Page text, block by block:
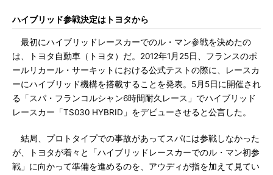
ハイブリッド参戦決定はトヨタから
最初にハイブリッドレースカーでのル・マン参戦を決めたの
は、トヨタ自動車（トヨタ）だ。2012年1月25日、フランスのポ
ールリカール・サーキットにおける公式テストの際に、レースカ
ーにハイブリッド機構を搭載することを発表。5月5日に開催され
る「スパ・フランコルシャン6時間耐久レース」でハイブリッド
レースカー「TS030 HYBRID」をデビューさせると公言した。
結局、プロトタイプでの事故があってスパには参戦しなかった
が、トヨタが着々と「ハイブリッドレースカーでのル・マン初参
戦」に向かって準備を進めるのを、アウディが指を加えて見てい